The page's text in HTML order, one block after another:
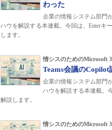
わった
企業の情報システム部門
ハウを解説する本連載。今回は、Enterキ
します。
情シスのためのMicrosoft
Teams会議の
企業の情報システム部門
ハウを解説する本連載。
解説します。
情シスのためのMicrosoft